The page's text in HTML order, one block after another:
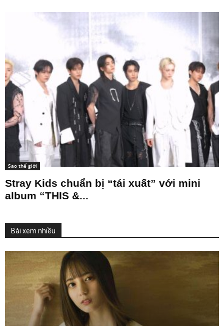
Sao thế giới
Stray Kids chuẩn bị “tái xuất” với mini
album “THIS &...
Bài xem nhiều